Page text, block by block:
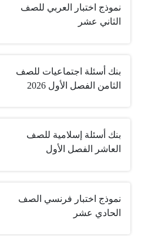
نموذج اختبار العربي للصف
الثاني عشر
بنك أسئلة اجتماعيات للصف
الثامن الفصل الأول 2026
بنك أسئلة إسلامية للصف
العاشر الفصل الأول
نموذج اختبار فرنسي الصف
الحادي عشر